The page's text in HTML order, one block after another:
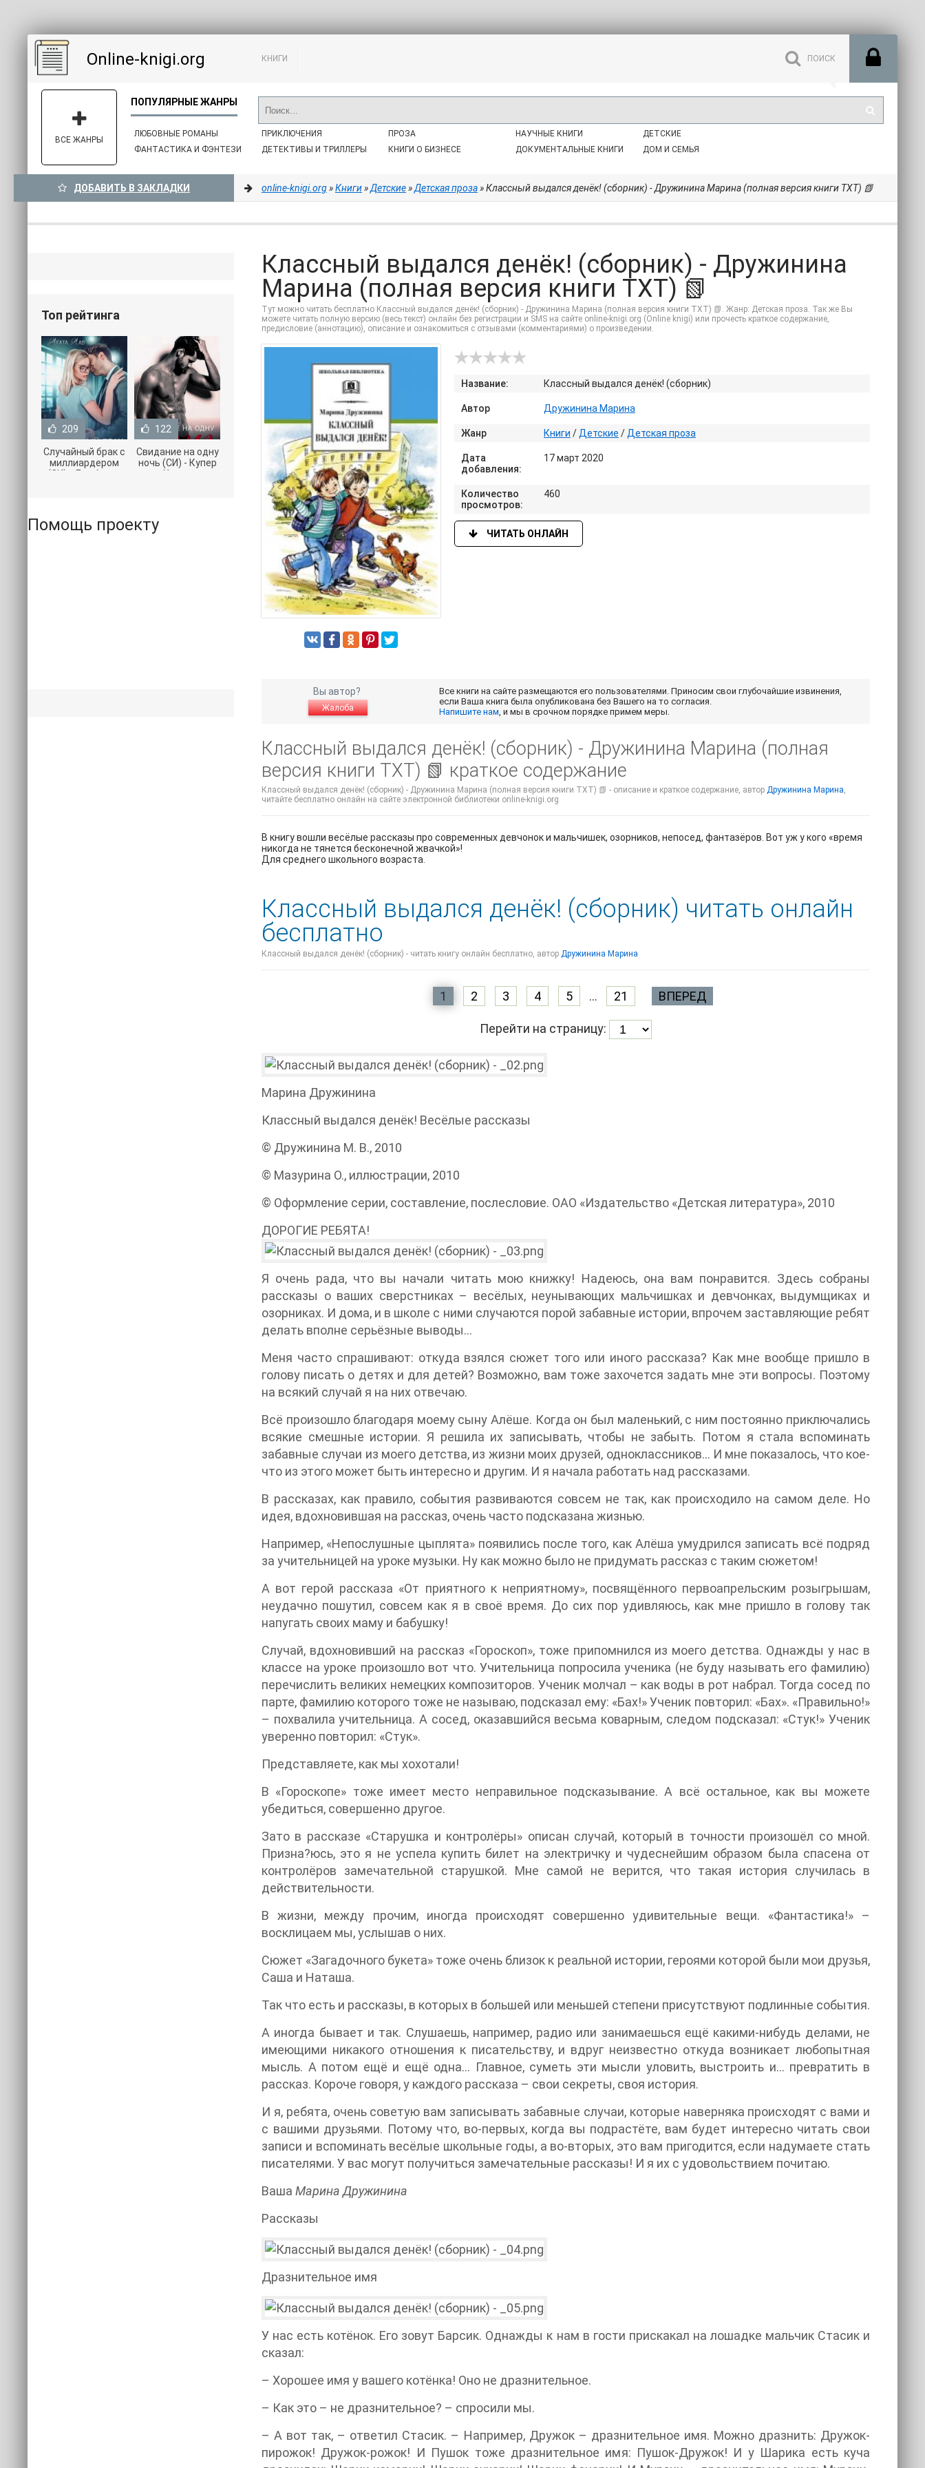
Online-knigi.org КНИГИ
ЛЮБОВНЫЕ РОМАНЫ
ФАНТАСТИКА И ФЭНТЕЗИ
ПРИКЛЮЧЕНИЯ
ДЕТЕКТИВЫ И ТРИЛЛЕРЫ
ПРОЗА
КНИГИ О БИЗНЕСЕ
НАУЧНЫЕ КНИГИ
ДОКУМЕНТАЛЬНЫЕ КНИГИ
ДЕТСКИЕ
ДОМ И СЕМЬЯ
ВСЕ ЖАНРЫ
ДОБАВИТЬ В ЗАКЛАДКИ online-knigi.org»Книги»Детские»Детская проза» Классный выдался денёк! (сборник) - Дружинина Марина (полная версия книги TXT) 📗
Классный выдался денёк! (сборник) - Дружинина
Марина (полная версия книги TXT) 📗
Тут можно читать бесплатно Классный выдался денёк! (сборник) - Дружинина Марина (полная версия книги TXT) 📗. Жанр: Детская проза. Так же Вы
можете читать полную версию (весь текст) онлайн без регистрации и SMS на сайте online-knigi.org (Online knigi) или прочесть краткое содержание,
предисловие (аннотацию), описание и ознакомиться с отзывами (комментариями) о произведении.
Название: Классный выдался денёк! (сборник)
Автор Дружинина Марина
Жанр Книги / Детские / Детская проза
Дата
добавления:
17 март 2020
Количество
просмотров:
460
ЧИТАТЬ ОНЛАЙН
Вы автор?
Жалоба
Все книги на сайте размещаются его пользователями. Приносим свои глубочайшие извинения,
если Ваша книга была опубликована без Вашего на то согласия.
Напишите нам, и мы в срочном порядке примем меры.
Классный выдался денёк! (сборник) - Дружинина Марина (полная
версия книги TXT) 📗 краткое содержание
Классный выдался денёк! (сборник) - Дружинина Марина (полная версия книги TXT) 📗 - описание и краткое содержание, автор Дружинина Марина,
читайте бесплатно онлайн на сайте электронной библиотеки online-knigi.org
В книгу вошли весёлые рассказы про современных девчонок и мальчишек, озорников, непосед, фантазёров. Вот уж у кого «время
никогда не тянется бесконечной жвачкой»!
Для среднего школьного возраста.
Классный выдался денёк! (сборник) читать онлайн
бесплатно
Классный выдался денёк! (сборник) - читать книгу онлайн бесплатно, автор Дружинина Марина
1 2 3 4 5 ... 21 ВПЕРЕД
Перейти на страницу:
Марина Дружинина
Классный выдался денёк! Весёлые рассказы
© Дружинина М. В., 2010
© Мазурина О., иллюстрации, 2010
© Оформление серии, составление, послесловие. ОАО «Издательство «Детская литература», 2010
ДОРОГИЕ РЕБЯТА!
Я очень рада, что вы начали читать мою книжку! Надеюсь, она вам понравится. Здесь собраны
рассказы о ваших сверстниках – весёлых, неунывающих мальчишках и девчонках, выдумщиках и
озорниках. И дома, и в школе с ними случаются порой забавные истории, впрочем заставляющие ребят
делать вполне серьёзные выводы…
Меня часто спрашивают: откуда взялся сюжет того или иного рассказа? Как мне вообще пришло в
голову писать о детях и для детей? Возможно, вам тоже захочется задать мне эти вопросы. Поэтому
на всякий случай я на них отвечаю.
Всё произошло благодаря моему сыну Алёше. Когда он был маленький, с ним постоянно приключались
всякие смешные истории. Я решила их записывать, чтобы не забыть. Потом я стала вспоминать
забавные случаи из моего детства, из жизни моих друзей, одноклассников… И мне показалось, что кое-
что из этого может быть интересно и другим. И я начала работать над рассказами.
В рассказах, как правило, события развиваются совсем не так, как происходило на самом деле. Но
идея, вдохновившая на рассказ, очень часто подсказана жизнью.
Например, «Непослушные цыплята» появились после того, как Алёша умудрился записать всё подряд
за учительницей на уроке музыки. Ну как можно было не придумать рассказ с таким сюжетом!
А вот герой рассказа «От приятного к неприятному», посвящённого первоапрельским розыгрышам,
неудачно пошутил, совсем как я в своё время. До сих пор удивляюсь, как мне пришло в голову так
напугать своих маму и бабушку!
Случай, вдохновивший на рассказ «Гороскоп», тоже припомнился из моего детства. Однажды у нас в
классе на уроке произошло вот что. Учительница попросила ученика (не буду называть его фамилию)
перечислить великих немецких композиторов. Ученик молчал – как воды в рот набрал. Тогда сосед по
парте, фамилию которого тоже не называю, подсказал ему: «Бах!» Ученик повторил: «Бах». «Правильно!»
– похвалила учительница. А сосед, оказавшийся весьма коварным, следом подсказал: «Стук!» Ученик
уверенно повторил: «Стук».
Представляете, как мы хохотали!
В «Гороскопе» тоже имеет место неправильное подсказывание. А всё остальное, как вы можете
убедиться, совершенно другое.
Зато в рассказе «Старушка и контролёры» описан случай, который в точности произошёл со мной.
Призна?юсь, это я не успела купить билет на электричку и чудеснейшим образом была спасена от
контролёров замечательной старушкой. Мне самой не верится, что такая история случилась в
действительности.
В жизни, между прочим, иногда происходят совершенно удивительные вещи. «Фантастика!» –
восклицаем мы, услышав о них.
Сюжет «Загадочного букета» тоже очень близок к реальной истории, героями которой были мои друзья,
Саша и Наташа.
Так что есть и рассказы, в которых в большей или меньшей степени присутствуют подлинные события.
А иногда бывает и так. Слушаешь, например, радио или занимаешься ещё какими-нибудь делами, не
имеющими никакого отношения к писательству, и вдруг неизвестно откуда возникает любопытная
мысль. А потом ещё и ещё одна… Главное, суметь эти мысли уловить, выстроить и… превратить в
рассказ. Короче говоря, у каждого рассказа – свои секреты, своя история.
И я, ребята, очень советую вам записывать забавные случаи, которые наверняка происходят с вами и
с вашими друзьями. Потому что, во-первых, когда вы подрастёте, вам будет интересно читать свои
записи и вспоминать весёлые школьные годы, а во-вторых, это вам пригодится, если надумаете стать
писателями. У вас могут получиться замечательные рассказы! И я их с удовольствием почитаю.
Ваша Марина Дружинина
Рассказы
Дразнительное имя
У нас есть котёнок. Его зовут Барсик. Однажды к нам в гости прискакал на лошадке мальчик Стасик и
сказал:
– Хорошее имя у вашего котёнка! Оно не дразнительное.
– Как это – не дразнительное? – спросили мы.
– А вот так, – ответил Стасик. – Например, Дружок – дразнительное имя. Можно дразнить: Дружок-
пирожок! Дружок-рожок! И Пушок тоже дразнительное имя: Пушок-Дружок! И у Шарика есть куча
Топ рейтинга
209
Случайный брак с
миллиардером
(СИ) - Лав Агата
122
Свидание на одну
ночь (СИ) - Купер
Хелен
Помощь проекту